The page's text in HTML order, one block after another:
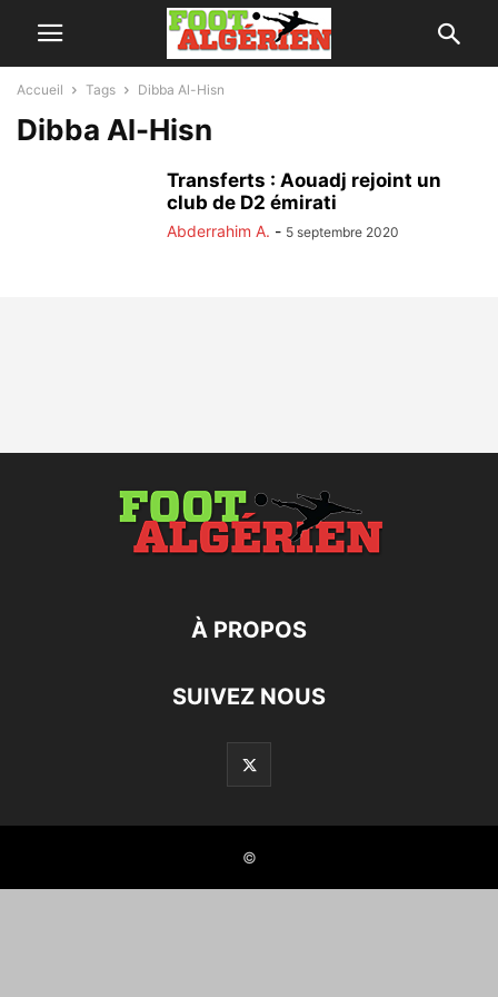
Accueil Tags Dibba Al-Hisn
Dibba Al-Hisn
Transferts : Aouadj rejoint un
club de D2 émirati
Abderrahim A. - 5 septembre 2020
À PROPOS
SUIVEZ NOUS
©